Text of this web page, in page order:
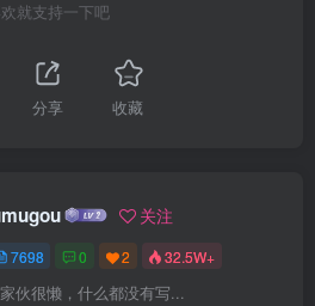
就支持一下吧
分享 收藏
关注
7698 0 2 32.5W+
伙很懒，什么都没有写...